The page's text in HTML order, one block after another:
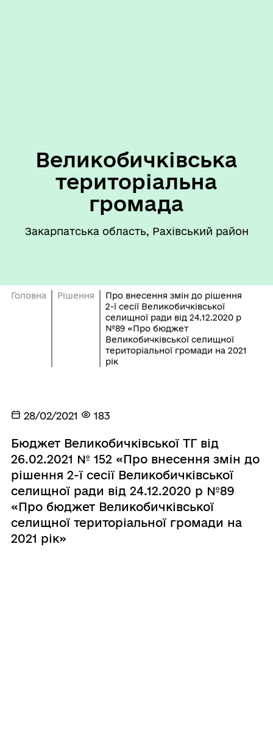
Великобичківська
територіальна
громада
Закарпатська область, Рахівський район
Головна Рішення
Про внесення змін до рішення
2-ї сесії Великобичківської
селищної ради від 24.12.2020 р
№89 «Про бюджет
Великобичківської селищної
територіальної громади на 2021
рік
28/02/2021 183
Бюджет Великобичківської ТГ від
26.02.2021 № 152 «Про внесення змін до
рішення 2-ї сесії Великобичківської
селищної ради від 24.12.2020 р №89
«Про бюджет Великобичківської
селищної територіальної громади на
2021 рік»